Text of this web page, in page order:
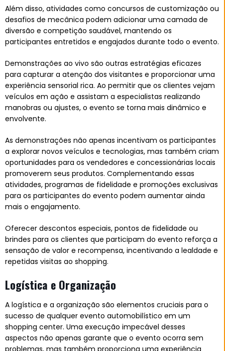
Além disso, atividades como concursos de customização ou
desafios de mecânica podem adicionar uma camada de
diversão e competição saudável, mantendo os
participantes entretidos e engajados durante todo o evento.
Demonstrações ao vivo são outras estratégias eficazes
para capturar a atenção dos visitantes e proporcionar uma
experiência sensorial rica. Ao permitir que os clientes vejam
veículos em ação e assistam a especialistas realizando
manobras ou ajustes, o evento se torna mais dinâmico e
envolvente.
As demonstrações não apenas incentivam os participantes
a explorar novos veículos e tecnologias, mas também criam
oportunidades para os vendedores e concessionárias locais
promoverem seus produtos. Complementando essas
atividades, programas de fidelidade e promoções exclusivas
para os participantes do evento podem aumentar ainda
mais o engajamento.
Oferecer descontos especiais, pontos de fidelidade ou
brindes para os clientes que participam do evento reforça a
sensação de valor e recompensa, incentivando a lealdade e
repetidas visitas ao shopping.
Logística e Organização
A logística e a organização são elementos cruciais para o
sucesso de qualquer evento automobilístico em um
shopping center. Uma execução impecável desses
aspectos não apenas garante que o evento ocorra sem
problemas, mas também proporciona uma experiência